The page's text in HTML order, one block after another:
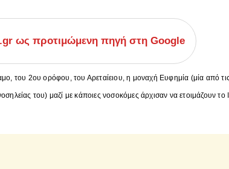
ως προτιμώμενη πηγή στη Google
του 2ου ορόφου, του Αρεταίειου, η μοναχή Ευφημία (μία από
του) μαζί με κάποιες νοσοκόμες άρχισαν να ετοιμάζουν το